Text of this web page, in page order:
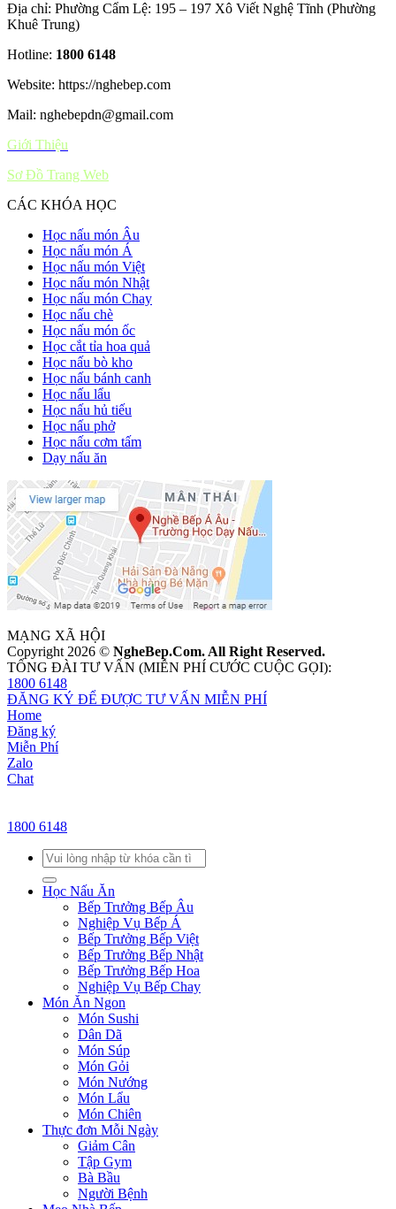
Địa chỉ: Phường Cẩm Lệ: 195 – 197 Xô Viết Nghệ Tĩnh (Phường
Khuê Trung)
Hotline: 1800 6148
Website: https://nghebep.com
Mail: nghebepdn@gmail.com
Giới Thiệu
Sơ Đồ Trang Web
CÁC KHÓA HỌC
Học nấu món Âu
Học nấu món Á
Học nấu món Việt
Học nấu món Nhật
Học nấu món Chay
Học nấu chè
Học nấu món ốc
Học cắt tỉa hoa quả
Học nấu bò kho
Học nấu bánh canh
Học nấu lẩu
Học nấu hủ tiếu
Học nấu phở
Học nấu cơm tấm
Dạy nấu ăn
MẠNG XÃ HỘI
Copyright 2026 © NgheBep.Com. All Right Reserved.
TỔNG ĐÀI TƯ VẤN (MIỄN PHÍ CƯỚC CUỘC GỌI):
1800 6148
ĐĂNG KÝ ĐỂ ĐƯỢC TƯ VẤN MIỄN PHÍ
Home
Đăng ký
Miễn Phí
Zalo
Chat
1800 6148
Học Nấu Ăn
Bếp Trưởng Bếp Âu
Nghiệp Vụ Bếp Á
Bếp Trưởng Bếp Việt
Bếp Trưởng Bếp Nhật
Bếp Trưởng Bếp Hoa
Nghiệp Vụ Bếp Chay
Món Ăn Ngon
Món Sushi
Dân Dã
Món Súp
Món Gỏi
Món Nướng
Món Lẩu
Món Chiên
Thực đơn Mỗi Ngày
Giảm Cân
Tập Gym
Bà Bầu
Người Bệnh